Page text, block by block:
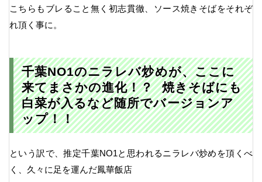
こちらもブレること無く初志貫徹、ソース焼きそばをそれぞ
れ頂く事に。
千葉NO1のニラレバ炒めが、ここに
来てまさかの進化！？ 焼きそばにも
白菜が入るなど随所でバージョンア
ップ！！
という訳で、推定千葉NO1と思われるニラレバ炒めを頂くべ
く、久々に足を運んだ鳳華飯店